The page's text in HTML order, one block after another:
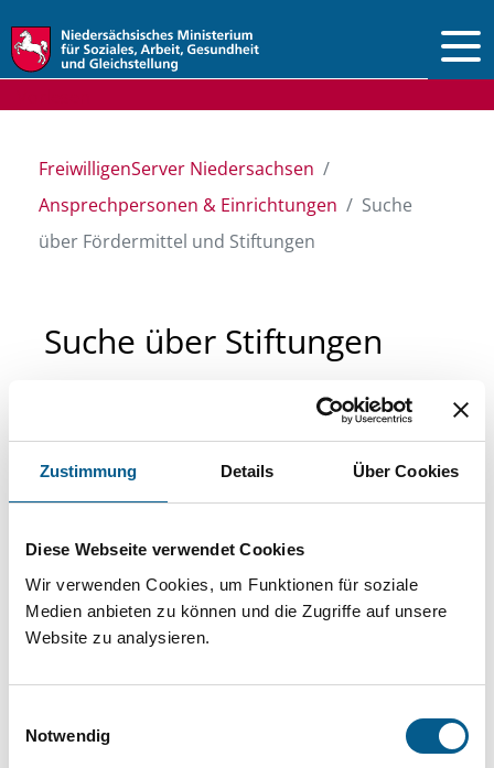
Zustimmung Details Über Cookies
Diese Webseite verwendet Cookies
Wir verwenden Cookies, um Funktionen für soziale
Medien anbieten zu können und die Zugriffe auf unsere
Website zu analysieren.
Notwendig
FreiwilligenServer Niedersachsen
Ansprechpersonen & Einrichtungen
Suche
über Fördermittel und Stiftungen
Suche über Stiftungen
Sie suchen finanzielle Unterstützung für ein
Projekt oder ein Vorhaben? Hier können Sie
direkt über unsere Fördermitteldatenbank und
Stiftungsdatenbank recherchieren. Bei der
Suche bitte die Groß- und Kleinschreibung
beachten.
können durch die Wahl von Bereichen oder